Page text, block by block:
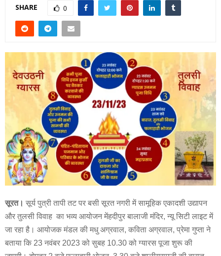
SHARE 0
सूरत। सूर्य पुत्री तापी तट पर बसी सूरत नगरी में सामूहिक एकादशी उद्यापन
और तुलसी विवाह का भव्य आयोजन मेंहदीपुर बालाजी मंदिर, न्यू सिटी लाइट में
जा रहा है। आयोजक मंडल की मधु अग्रवाल, कविता अग्रवाल, प्रेमा गुप्ता ने
बताया कि 23 नवंबर 2023 को सुबह 10.30 को ग्यारस पूजा शुरू की